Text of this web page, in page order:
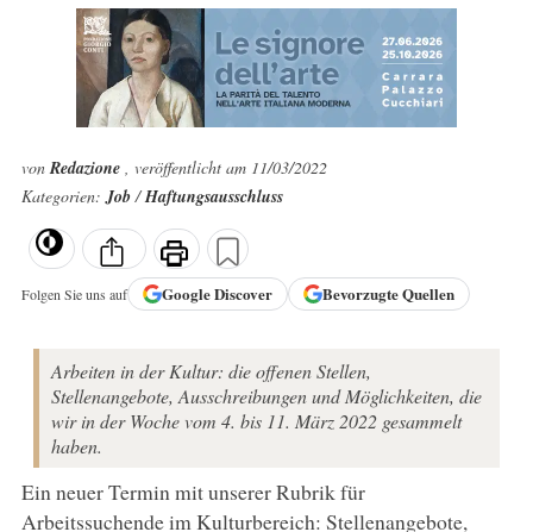
vonRedazione , veröffentlicht am 11/03/2022
Kategorien:Job/Haftungsausschluss
Folgen Sie uns auf GoogleDiscover Bevorzugte Quellen
Arbeiten in der Kultur: die offenen Stellen,
Stellenangebote, Ausschreibungen und Möglichkeiten, die
wir in der Woche vom 4. bis 11. März 2022 gesammelt
haben.
Ein neuer Termin mit unserer Rubrik für
Arbeitssuchende im Kulturbereich: Stellenangebote,